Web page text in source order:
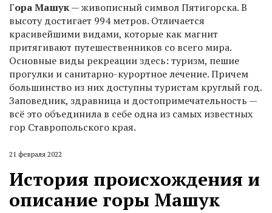
Гора Машук— живописный символ Пятигорска. В
высоту достигает 994 метров. Отличается
красивейшими видами, которые как магнит
притягивают путешественников со всего мира.
Основные виды рекреации здесь: туризм, пешие
прогулки и санитарно-курортное лечение. Причем
большинство из них доступны туристам круглый год.
Заповедник, здравница и достопримечательность —
всё это объединила в себе одна из самых известных
гор Ставропольского края.
21 февраля 2022
История происхождения и
описание горы Машук